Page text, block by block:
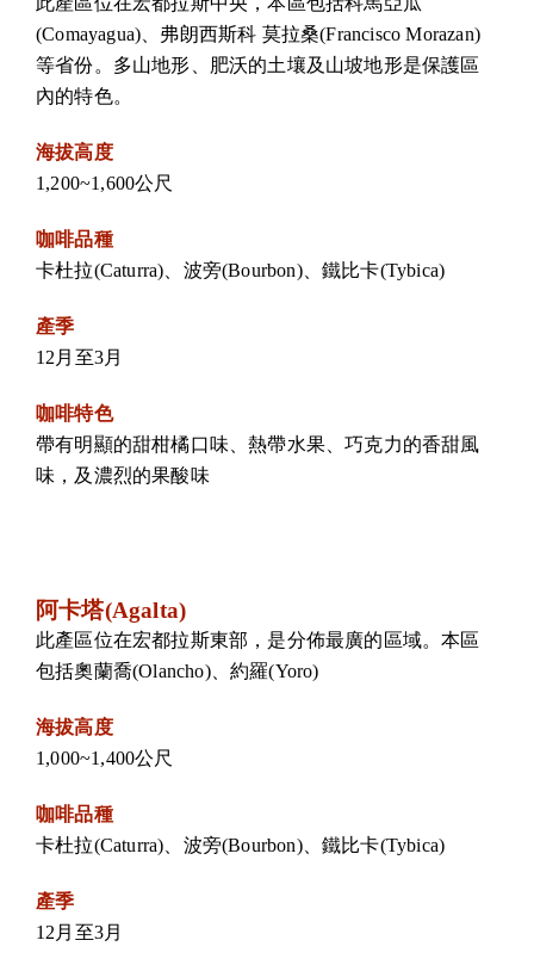
(Comayagua)、弗朗西斯科 莫拉桑(Francisco Morazan)
等省份。多山地形、肥沃的土壤及山坡地形是保護區
內的特色。
海拔高度
1,200~1,600公尺
咖啡品種
卡杜拉(Caturra)、波旁(Bourbon)、鐵比卡(Tybica)
產季
12月至3月
咖啡特色
帶有明顯的甜柑橘口味、熱帶水果、巧克力的香甜風
味，及濃烈的果酸味
阿卡塔(Agalta)
此產區位在宏都拉斯東部，是分佈最廣的區域。本區
包括奧蘭喬(Olancho)、約羅(Yoro)
海拔高度
1,000~1,400公尺
咖啡品種
卡杜拉(Caturra)、波旁(Bourbon)、鐵比卡(Tybica)
產季
12月至3月